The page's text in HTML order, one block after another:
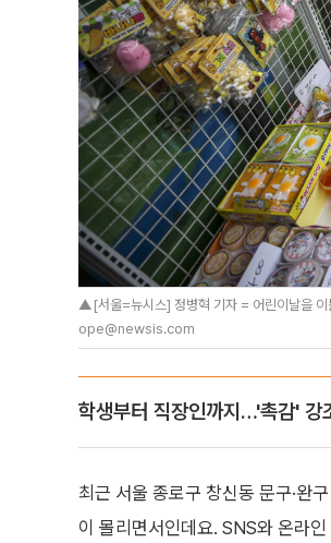
▲[서울=뉴시스] 정병혁 기자 = 어린이날을
ope@newsis.com
학생부터 직장인까지…'촉감' 강
최근 서울 종로구 창신동 문구·완
이 몰리면서인데요. SNS와 온라